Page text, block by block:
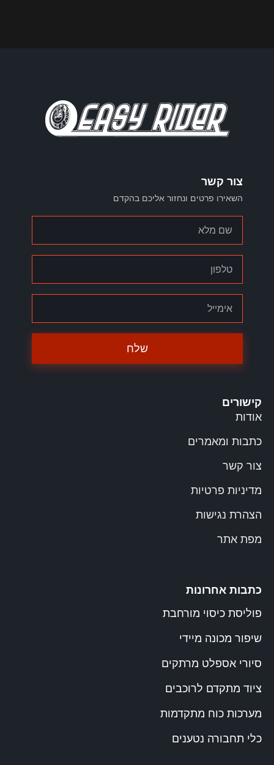
צור קשר
השאירו פרטים ונחזור אליכם בהקדם
שלח
קישורים
אודות
כתבות ומאמרים
צור קשר
מדיניות פרטיות
הצהרת נגישות
מפת אתר
כתבות אחרונות
פוליסת כיסוי מורחבת
שיפור מכונה מיידי
סיורי אספלט מרתקים
ציוד מתקדם לרוכבים
מערכות כוח מתקדמות
כלי תחבורה נטענים